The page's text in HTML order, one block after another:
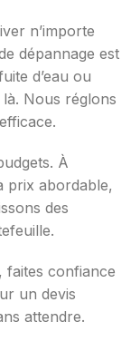
n’importe
dépannage est
d’eau ou
Nous réglons
À
prix abordable,
des
faites confiance
un devis
attendre.